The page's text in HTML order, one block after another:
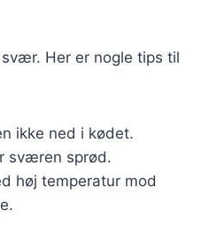
Her er nogle tips til
ikke ned i kødet.
sværen sprød.
høj temperatur mod